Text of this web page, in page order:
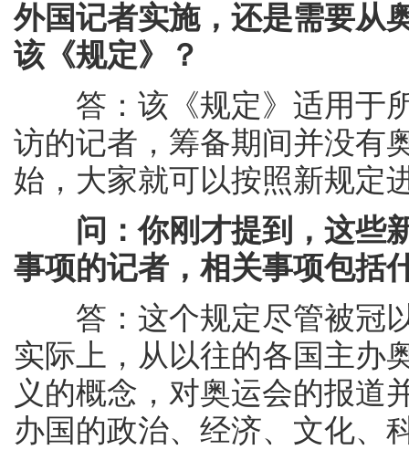
外国记者实施，还是需要从
该《规定》？
答：该《规定》适用于所
访的记者，筹备期间并没有
始，大家就可以按照新规定
问：你刚才提到，这些
事项的记者，相关事项包括
答：这个规定尽管被冠以
实际上，从以往的各国主办
义的概念，对奥运会的报道
办国的政治、经济、文化、